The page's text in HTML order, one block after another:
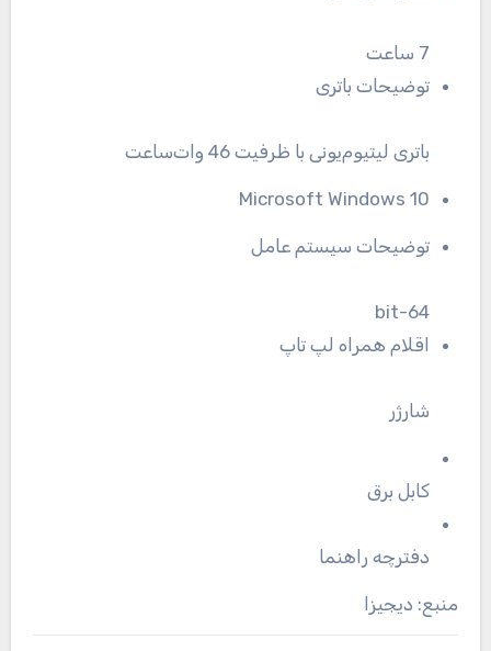
7 ساعت
توضیحات باتری
باتری لیتیوم‌یونی با ظرفیت 46 وات‌ساعت
Microsoft Windows 10
توضیحات سیستم عامل
64-bit
اقلام همراه لپ تاپ
شارژر
کابل برق
دفترچه راهنما
منبع: دیجیزا